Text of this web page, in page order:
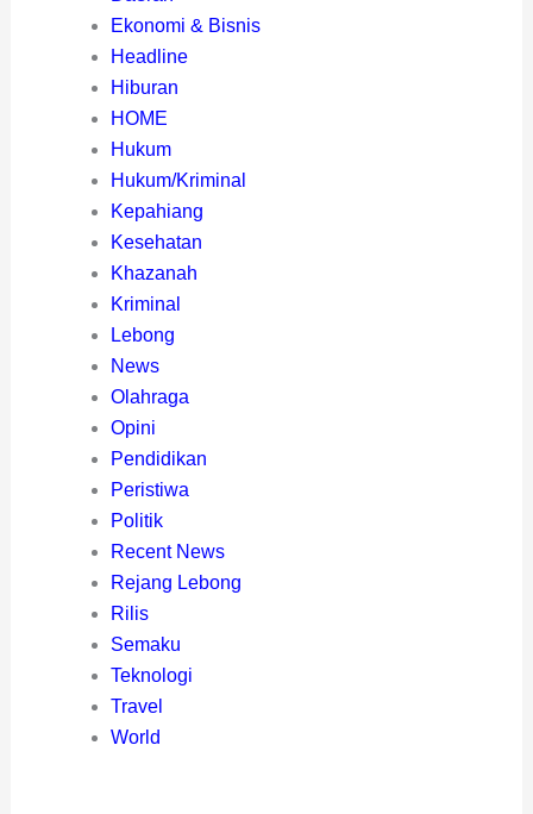
Ekonomi & Bisnis
Headline
Hiburan
HOME
Hukum
Hukum/Kriminal
Kepahiang
Kesehatan
Khazanah
Kriminal
Lebong
News
Olahraga
Opini
Pendidikan
Peristiwa
Politik
Recent News
Rejang Lebong
Rilis
Semaku
Teknologi
Travel
World